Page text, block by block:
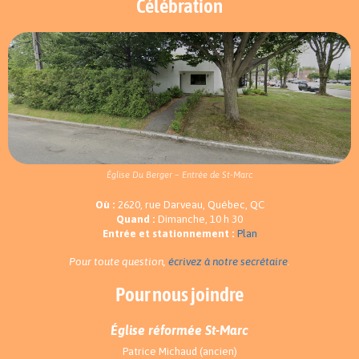
Célébration
Église Du Berger – Entrée de St-Marc
Où : 2620, rue Darveau, Québec, QC
Quand : Dimanche, 10 h 30
Entrée et stationnement : Plan
Pour toute question, écrivez à notre secrétaire
Pour nous joindre
Église réformée St-Marc
Patrice Michaud (ancien)